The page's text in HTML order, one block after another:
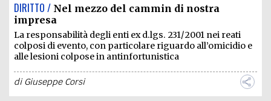
DIRITTO / Nel mezzo del cammin di nostra
impresa
La responsabilità degli enti ex d.lgs. 231/2001 nei reati
colposi di evento, con particolare riguardo all’omicidio e
alle lesioni colpose in antinfortunistica
diGiuseppe Corsi